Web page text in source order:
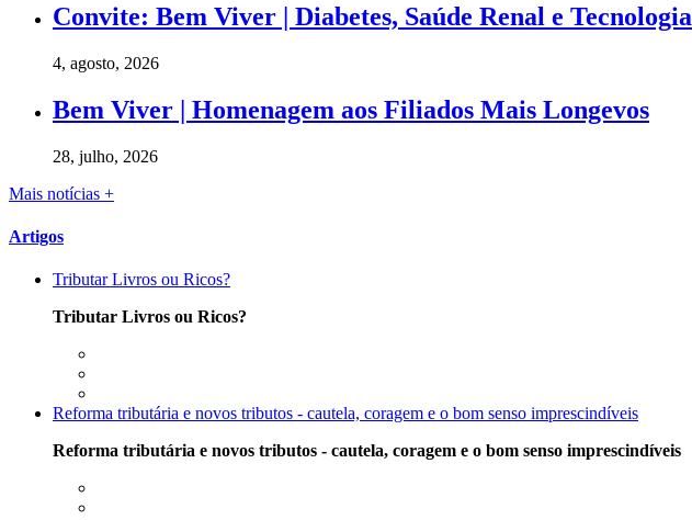
Convite: Bem Viver | Diabetes, Saúde Renal e Tecnologia
4, agosto, 2026
Bem Viver | Homenagem aos Filiados Mais Longevos
28, julho, 2026
Mais notícias +
Artigos
Tributar Livros ou Ricos?
Tributar Livros ou Ricos?
Reforma tributária e novos tributos - cautela, coragem e o bom senso imprescindíveis
Reforma tributária e novos tributos - cautela, coragem e o bom senso imprescindíveis